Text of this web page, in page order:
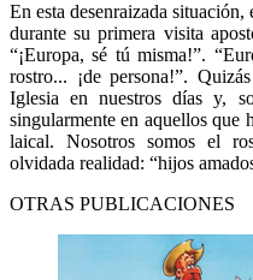
En esta desenraizada
durante su primera visita
“¡Europa, sé tú misma!”.
rostro... ¡de persona!”.
Iglesia en nuestros días y,
singularmente en aquellos que
laical. Nosotros somos el
olvidada realidad: “hijos
OTRAS PUBLICACIONES